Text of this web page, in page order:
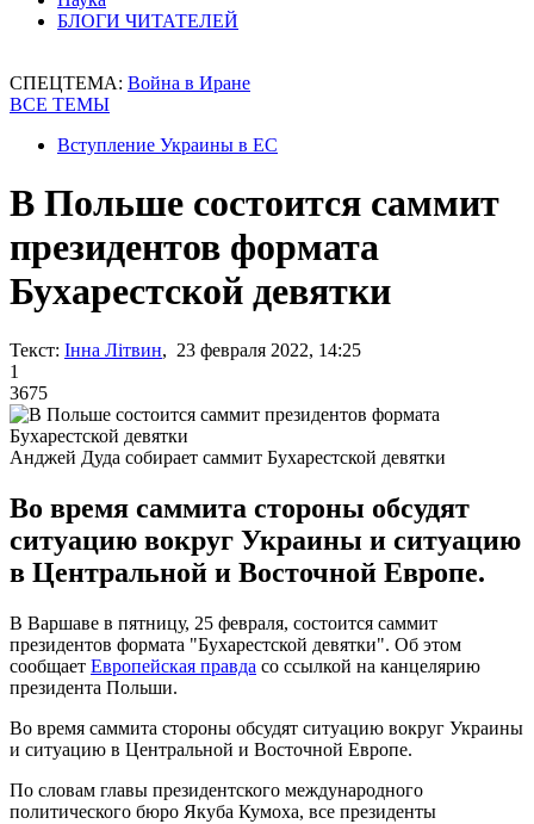
БЛОГИ ЧИТАТЕЛЕЙ
СПЕЦТЕМА: Война в Иране
ВСЕ ТЕМЫ
Вступление Украины в ЕС
В Польше состоится саммит
президентов формата
Бухарестской девятки
Текст: Інна Літвин, 23 февраля 2022, 14:25
1
3675
Анджей Дуда собирает саммит Бухарестской девятки
Во время саммита стороны обсудят
ситуацию вокруг Украины и ситуацию
в Центральной и Восточной Европе.
В Варшаве в пятницу, 25 февраля, состоится саммит
президентов формата "Бухарестской девятки". Об этом
сообщает Европейская правда со ссылкой на канцелярию
президента Польши.
Во время саммита стороны обсудят ситуацию вокруг Украины
и ситуацию в Центральной и Восточной Европе.
По словам главы президентского международного
политического бюро Якуба Кумоха, все президенты